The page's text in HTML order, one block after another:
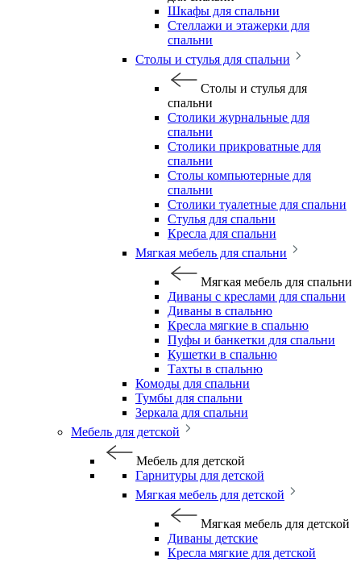
Шкафы для спальни
Стеллажи и этажерки для
спальни
Столы и стулья для спальни
Столы и стулья для
спальни
Столики журнальные для
спальни
Столики прикроватные для
спальни
Столы компьютерные для
спальни
Столики туалетные для спальни
Стулья для спальни
Кресла для спальни
Мягкая мебель для спальни
Мягкая мебель для спальни
Диваны с креслами для спальни
Диваны в спальню
Кресла мягкие в спальню
Пуфы и банкетки для спальни
Кушетки в спальню
Тахты в спальню
Комоды для спальни
Тумбы для спальни
Зеркала для спальни
Мебель для детской
Мебель для детской
Гарнитуры для детской
Мягкая мебель для детской
Мягкая мебель для детской
Диваны детские
Кресла мягкие для детской